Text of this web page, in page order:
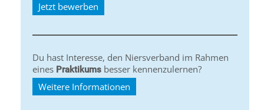
Jetzt bewerben
Du hast Interesse, den Niersverband im Rahmen
eines Praktikums besser kennenzulernen?
Weitere Informationen